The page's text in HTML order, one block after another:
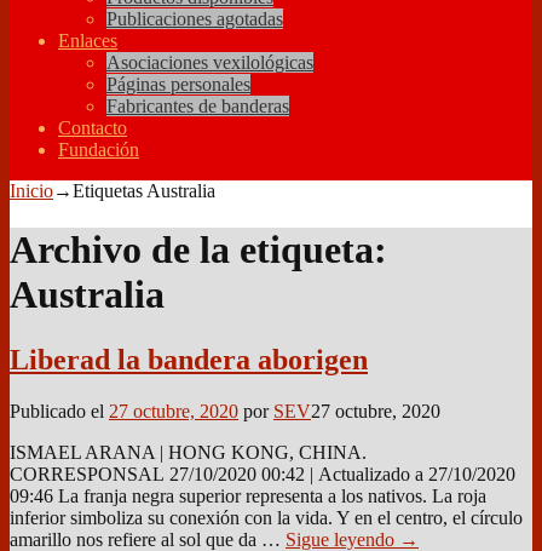
Publicaciones agotadas
Enlaces
Asociaciones vexilológicas
Páginas personales
Fabricantes de banderas
Contacto
Fundación
Inicio→Etiquetas Australia
Archivo de la etiqueta:
Australia
Liberad la bandera aborigen
Publicado el 27 octubre, 2020 por SEV27 octubre, 2020
ISMAEL ARANA | HONG KONG, CHINA.
CORRESPONSAL 27/10/2020 00:42 | Actualizado a 27/10/2020
09:46 La franja negra superior representa a los nativos. La roja
inferior simboliza su conexión con la vida. Y en el centro, el círculo
amarillo nos refiere al sol que da … Sigue leyendo →